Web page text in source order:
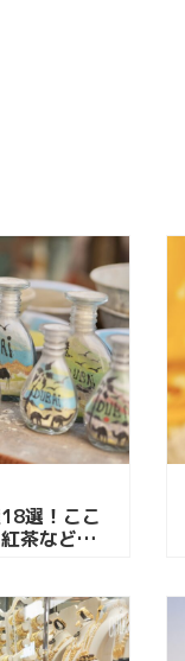
選！ここ
茶など｜